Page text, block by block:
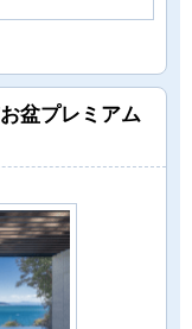
盆プレミアム